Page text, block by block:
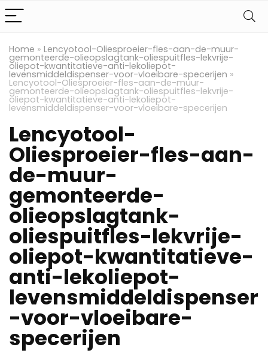
Home » Lencyotool-Oliesproeier-fles-aan-de-muur-
gemonteerde-olieopslagtank-oliespuitfles-lekvrije-
oliepot-kwantitatieve-anti-lekoliepot-
levensmiddeldispenser-voor-vloeibare-specerijen »
Lencyotool-Oliesproeier-fles-aan-de-muur-
gemonteerde-olieopslagtank-oliespuitfles-lekvrije-
oliepot-kwantitatieve-anti-lekoliepot-
levensmiddeldispenser-voor-vloeibare-specerijen
Lencyotool-
Oliesproeier-fles-aan-
de-muur-
gemonteerde-
olieopslagtank-
oliespuitfles-lekvrije-
oliepot-kwantitatieve-
anti-lekoliepot-
levensmiddeldispenser
-voor-vloeibare-
specerijen